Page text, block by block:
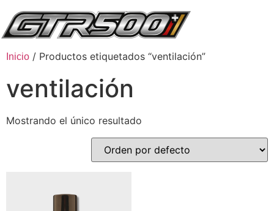
Inicio / Productos etiquetados “ventilación”
ventilación
Mostrando el único resultado